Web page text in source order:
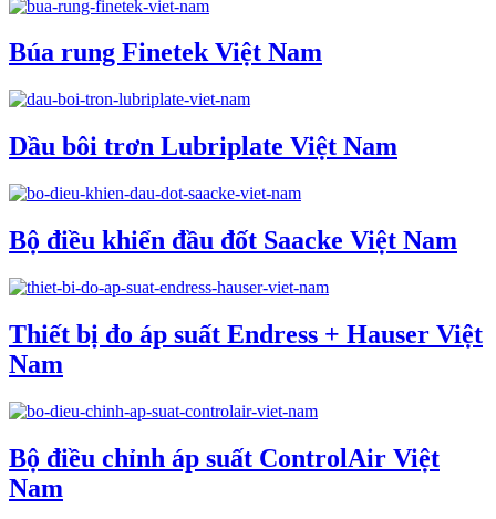
Búa rung Finetek Việt Nam
Dầu bôi trơn Lubriplate Việt Nam
Bộ điều khiển đầu đốt Saacke Việt Nam
Thiết bị đo áp suất Endress + Hauser Việt
Nam
Bộ điều chỉnh áp suất ControlAir Việt
Nam